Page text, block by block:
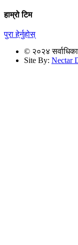
हाम्रो टिम
पुरा हेर्नुहोस्
© २०२४
Site By: Nectar